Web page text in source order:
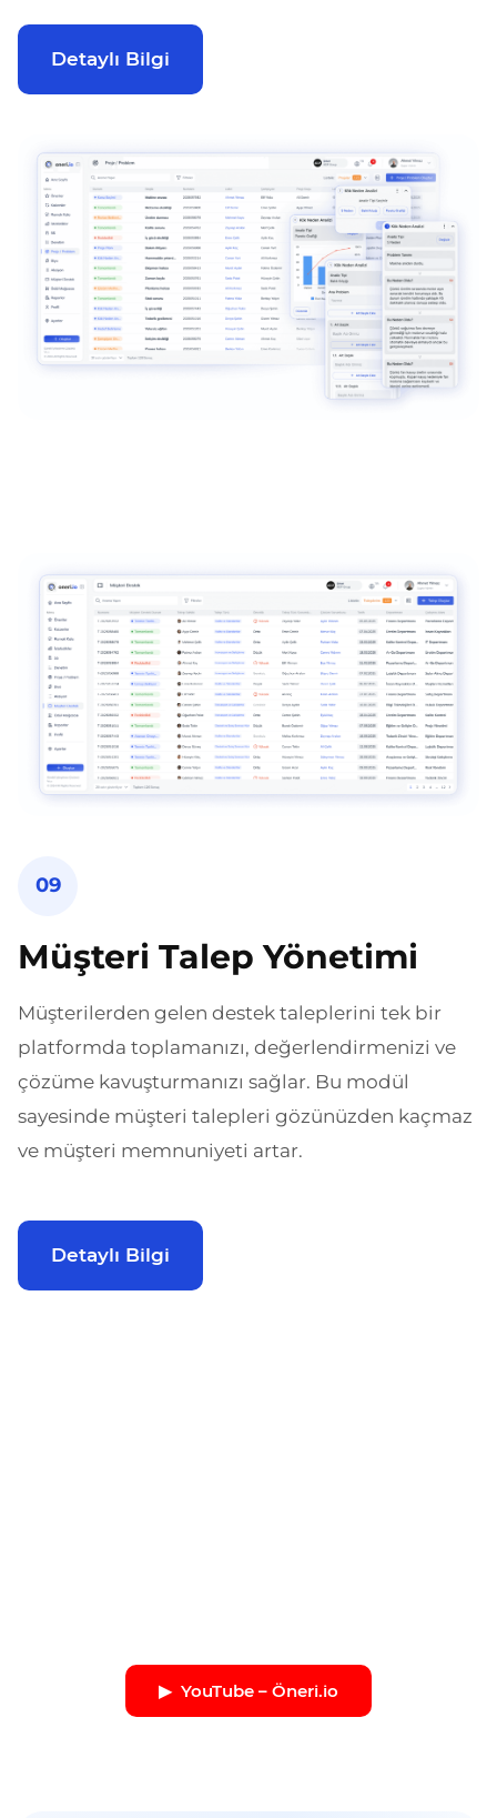
Detaylı Bilgi
09
Müşteri Talep Yönetimi
Müşterilerden gelen destek taleplerini tek bir
platformda toplamanızı, değerlendirmenizi ve
çözüme kavuşturmanızı sağlar. Bu modül
sayesinde müşteri talepleri gözünüzden kaçmaz
ve müşteri memnuniyeti artar.
Detaylı Bilgi
▶︎ YouTube – Öneri.io